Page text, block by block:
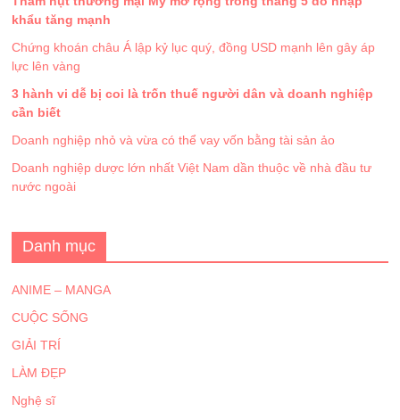
khẩu tăng mạnh
Chứng khoán châu Á lập kỷ lục quý, đồng USD mạnh lên gây áp
lực lên vàng
3 hành vi dễ bị coi là trốn thuế người dân và doanh nghiệp
cần biết
Doanh nghiệp nhỏ và vừa có thể vay vốn bằng tài sản ảo
Doanh nghiệp dược lớn nhất Việt Nam dần thuộc về nhà đầu tư
nước ngoài
Danh mục
ANIME – MANGA
CUỘC SỐNG
GIẢI TRÍ
LÀM ĐẸP
Nghệ sĩ